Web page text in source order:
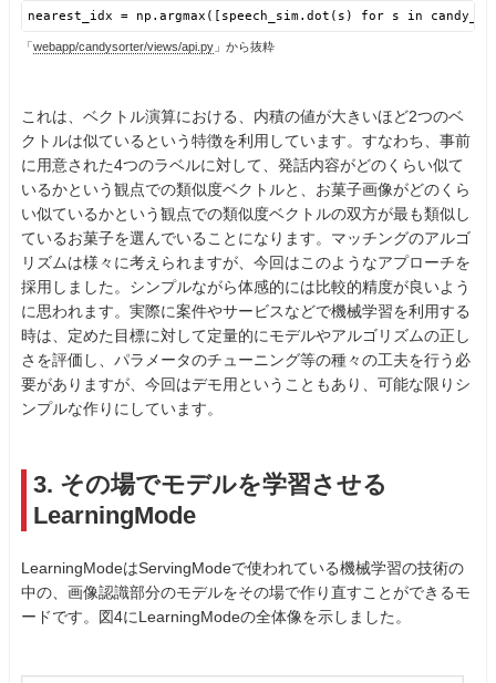
nearest_idx = np.argmax([speech_sim.dot(s) for s in
「webapp/candysorter/views/api.py 」から抜粋
これは、ベクトル演算における、内積の値が大きいほど2つのベ
クトルは似ているという特徴を利用しています。すなわち、事前
に用意された4つのラベルに対して、発話内容がどのくらい似て
いるかという観点での類似度ベクトルと、お菓子画像がどのくら
い似ているかという観点での類似度ベクトルの双方が最も類似し
ているお菓子を選んでいることになります。マッチングのアルゴ
リズムは様々に考えられますが、今回はこのようなアプローチを
採用しました。シンプルながら体感的には比較的精度が良いよう
に思われます。実際に案件やサービスなどで機械学習を利用する
時は、定めた目標に対して定量的にモデルやアルゴリズムの正し
さを評価し、パラメータのチューニング等の種々の工夫を行う必
要がありますが、今回はデモ用ということもあり、可能な限りシ
ンプルな作りにしています。
3. その場でモデルを学習させる
LearningMode
LearningModeはServingModeで使われている機械学習の技術の
中の、画像認識部分のモデルをその場で作り直すことができるモ
ードです。図4にLearningModeの全体像を示しました。